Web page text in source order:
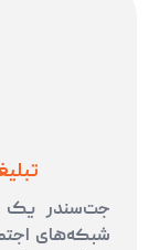
جت‌سندر یک
شبکه‌های